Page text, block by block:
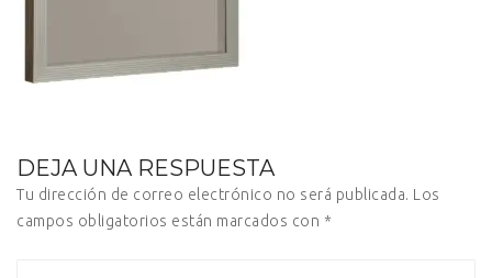
DEJA UNA RESPUESTA
Tu dirección de correo electrónico no será publicada. Los
campos obligatorios están marcados con *